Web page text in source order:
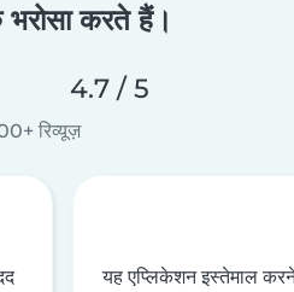
करते हैं।
4.7 / 5
रिव्यूज़
यह एप्लिकेशन इस्तेमाल